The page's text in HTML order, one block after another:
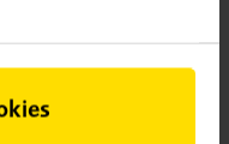
behandling troligen